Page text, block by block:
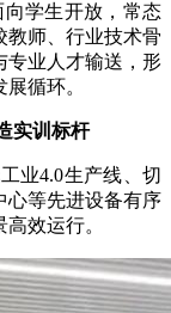
学生开放，常态
教师、行业技术骨
专业人才输送，形
循环。
实训标杆
业4.0生产线、切
心等先进设备有序
效运行。